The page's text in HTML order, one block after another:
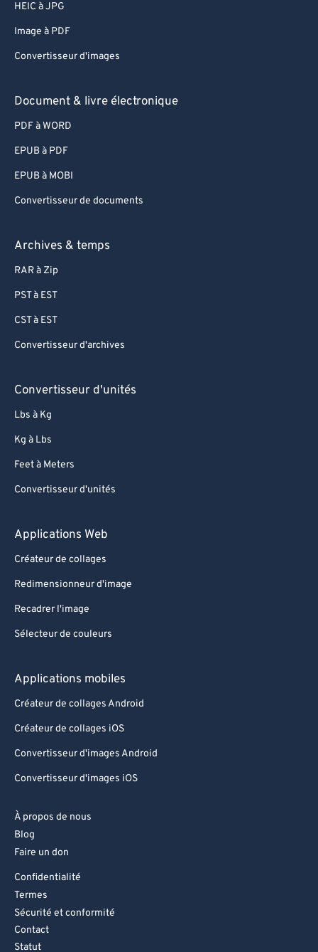
HEIC à JPG
Image à PDF
Convertisseur d'images
Document & livre électronique
PDF à WORD
EPUB à PDF
EPUB à MOBI
Convertisseur de documents
Archives & temps
RAR à Zip
PST à EST
CST à EST
Convertisseur d'archives
Convertisseur d'unités
Lbs à Kg
Kg à Lbs
Feet à Meters
Convertisseur d'unités
Applications Web
Créateur de collages
Redimensionneur d'image
Recadrer l'image
Sélecteur de couleurs
Applications mobiles
Créateur de collages Android
Créateur de collages iOS
Convertisseur d'images Android
Convertisseur d'images iOS
À propos de nous
Blog
Faire un don
Confidentialité
Termes
Sécurité et conformité
Contact
Statut